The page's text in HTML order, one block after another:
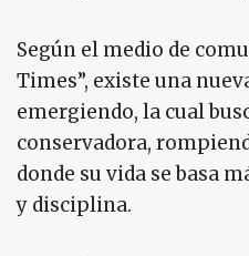
Según el medio de
Times”, existe una
emergiendo, la cual
conservadora,
donde su vida se basa
y disciplina.